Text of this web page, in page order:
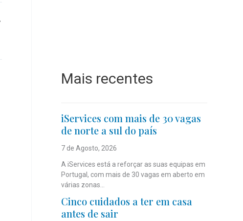
Mais recentes
iServices com mais de 30 vagas
de norte a sul do país
7 de Agosto, 2026
A iServices está a reforçar as suas equipas em
Portugal, com mais de 30 vagas em aberto em
várias zonas...
Cinco cuidados a ter em casa
antes de sair